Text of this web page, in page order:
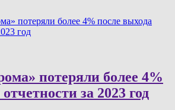
потеряли более 4% после выхода
год
потеряли более 4%
за 2023 год